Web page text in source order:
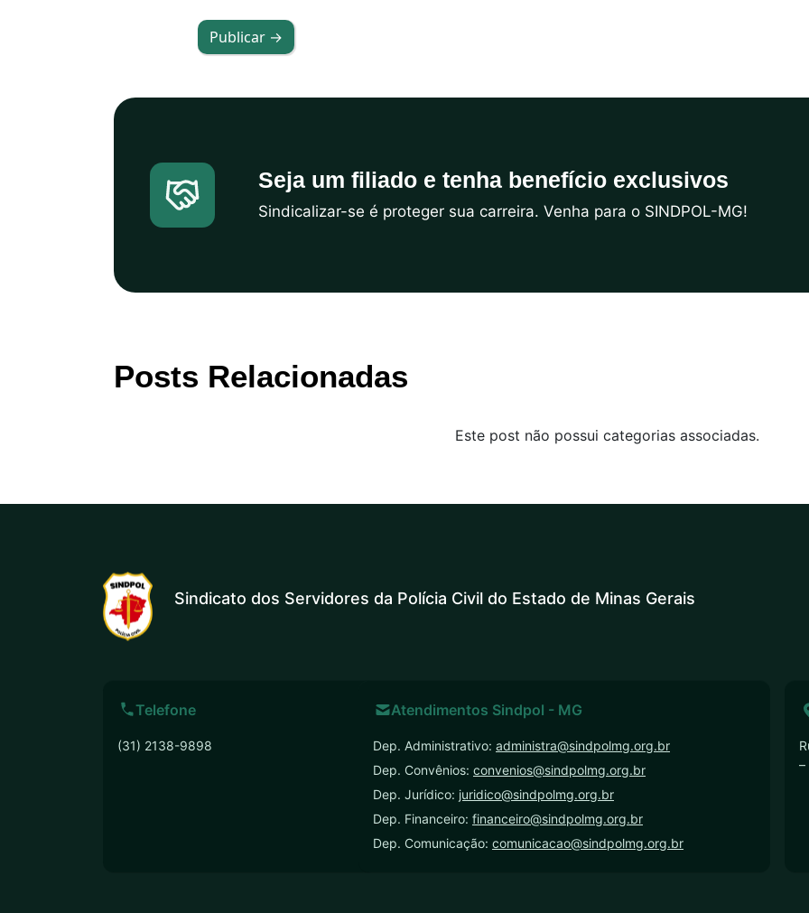
Publicar →
Seja um filiado e tenha benefício exclusivos
Sindicalizar-se é proteger sua carreira. Venha para o SINDPOL-MG!
Posts Relacionadas
Este post não possui categorias associadas.
Sindicato dos Servidores da Polícia Civil do Estado de Minas Gerais
Telefone
(31) 2138-9898
Atendimentos Sindpol - MG
Dep. Administrativo: administra@sindpolmg.org.br
Dep. Convênios: convenios@sindpolmg.org.br
Dep. Jurídico: juridico@sindpolmg.org.br
Dep. Financeiro: financeiro@sindpolmg.org.br
Dep. Comunicação: comunicacao@sindpolmg.org.br
–